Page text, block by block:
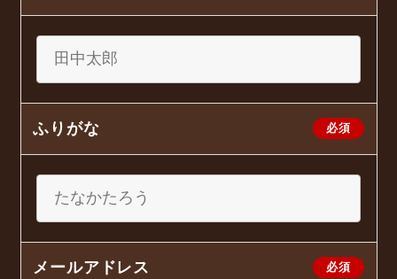
必須
ふりがな
必須
メールアドレス